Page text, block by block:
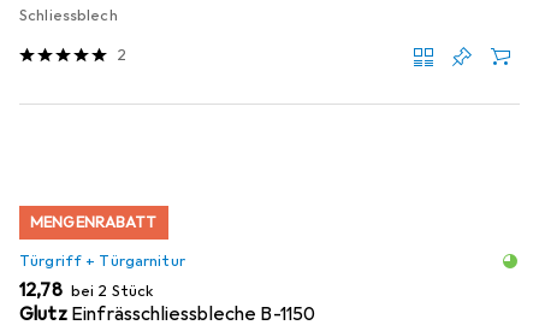
Schliessblech
2
MENGENRABATT
Türgriff + Türgarnitur
EUR
12,78 bei 2 Stück
Glutz Einfrässchliessbleche B-1150